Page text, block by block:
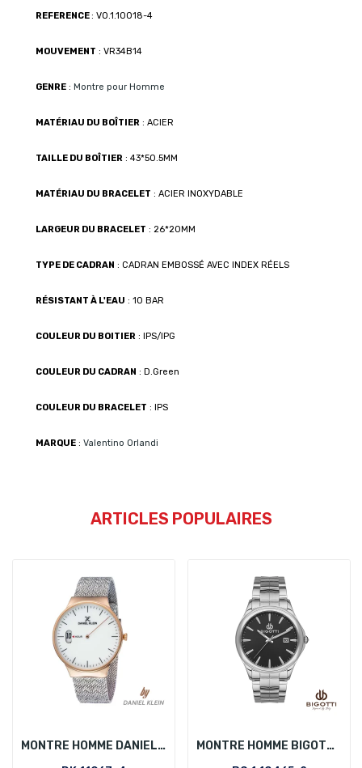
REFERENCE : VO.1.10018-4
MOUVEMENT : VR34B14
GENRE : Montre pour Homme
MATÉRIAU DU BOÎTIER : ACIER
TAILLE DU BOÎTIER : 43*50.5MM
MATÉRIAU DU BRACELET : ACIER INOXYDABLE
LARGEUR DU BRACELET : 26*20MM
TYPE DE CADRAN : CADRAN EMBOSSÉ AVEC INDEX RÉELS
RÉSISTANT À L'EAU : 10 BAR
COULEUR DU BOITIER : IPS/IPG
COULEUR DU CADRAN : D.Green
COULEUR DU BRACELET : IPS
MARQUE : Valentino Orlandi
ARTICLES POPULAIRES
MONTRE HOMME DANIEL KLEIN DK 11967-4
MONTRE HOMME BIGOTTI BG.1.10465-2